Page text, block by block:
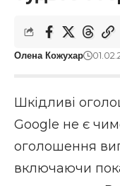
Олена Кожухар
Шкідливі
Google не є
оголошення
включаючи